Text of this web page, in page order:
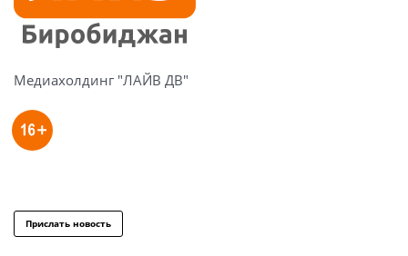
Медиахолдинг "ЛАЙВ ДВ"
Прислать новость